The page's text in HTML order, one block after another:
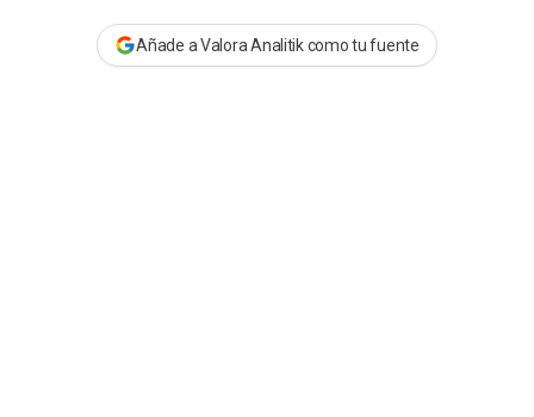
Añade a Valora Analitik como tu fuente